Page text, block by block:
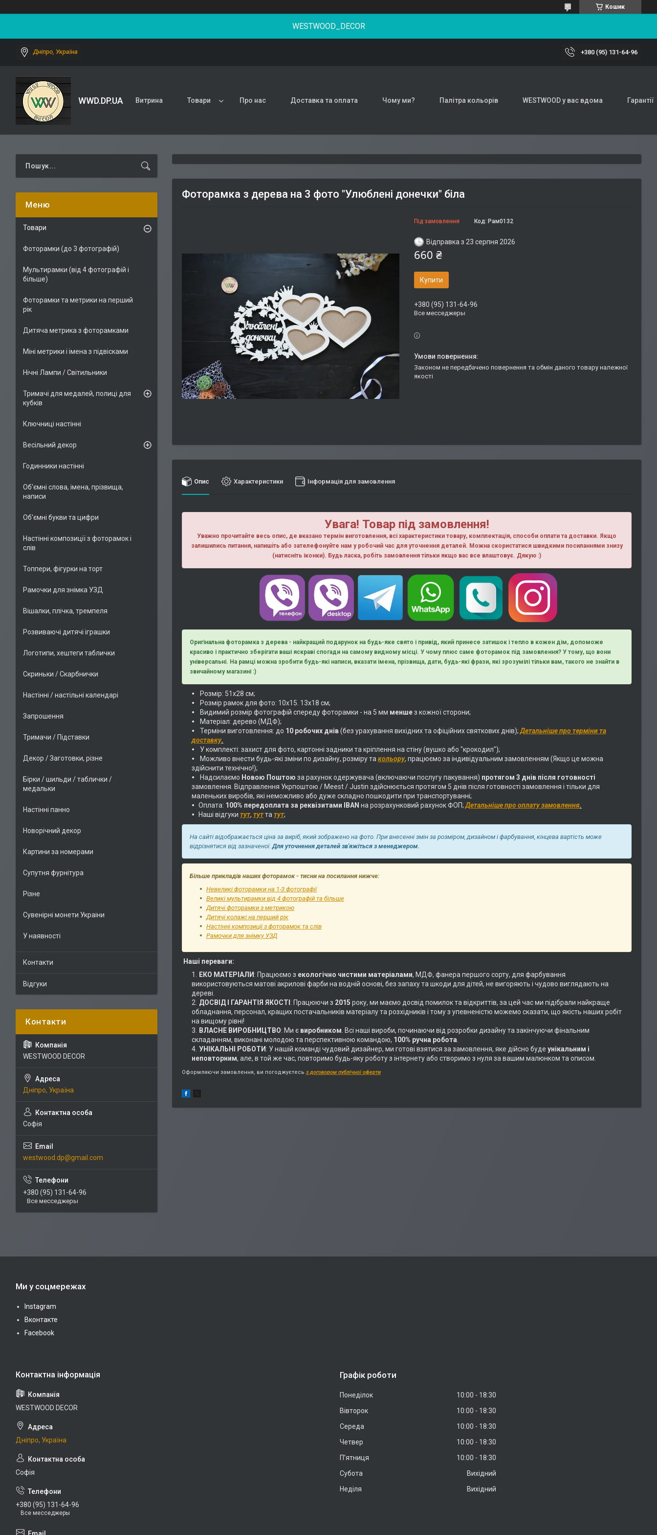
Кошик
WESTWOOD_DECOR
Дніпро, Україна +380 (95) 131-64-96
WWD.DP.UA Витрина Товари Про нас Доставка та оплата Чому ми? Палітра кольорів WESTWOOD у вас вдома Гарантії
Фоторамка з дерева на 3 фото "Улюблені донечки" біла
Під замовлення Код: Рам0132
Відправка з 23 серпня 2026
660 ₴
Купити
+380 (95) 131-64-96
Все месседжеры
Законом не передбачено повернення та обмін даного товару належної
якості
Опис Характеристики Інформація для замовлення
Увага! Товар під замовлення!
Уважно прочитайте весь опис, де вказано термін виготовлення, всі характеристики товару, комплектація, способи оплати та доставки. Якщо
залишились питання, напишiть або зателефонуйте нам у робочий час для уточнення деталей. Можна скористатися швидкими посиланнями знизу
(натисніть іконки). Будь ласка, робiть замовлення тiльки якщо вас все влаштовує. Дякую :)
Оригінальна фоторамка з дерева - найкращий подарунок на будь-яке свято і привід, який принесе затишок і тепло в кожен дім, допоможе
красиво і практично зберігати ваші яскраві спогади на самому видному місці. У чому плюс саме фоторамок під замовлення? У тому, що вони
універсальні. На рамці можна зробити будь-які написи, вказати імена, прізвища, дати, будь-які фрази, які зрозумілі тільки вам, такого не знайти в
звичайному магазині :)
Розмір: 51х28 см;
Розмір рамок для фото: 10х15. 13х18 см;
Видимий розмір фотографій спереду фоторамки - на 5 мм меншез кожної сторони;
Матеріал: дерево (МДФ);
Терміни виготовлення: до 10 робочих днів(без урахування вихідних та офіційних святкових днів);Детальніше про терміни та
доставку.
У комплекті: захист для фото, картонні задники та кріплення на стіну (вушко або "крокодил");
Можливо внести будь-які зміни по дизайну, розміру та кольору, працюємо за індивідуальним замовленням (Якщо це можна
здійснити технічно!);
Надсилаємо Новою Поштою за рахунок одержувача (включаючи послугу пакування) протягом 3 днів після готовності
замовлення. Відправлення Укрпоштою / Meest / Justin здійснюється протягом 5 днів після готовності замовлення і тільки для
маленьких виробів, які неможливо або дуже складно пошкодити при транспортуванні;
Оплата: 100% передоплата за реквізитами IBAN на розрахунковий рахунок ФОП;Детальніше про оплату замовлення.
Наші відгуки тут, тутта тут;
На сайті відображається ціна за виріб, який зображено на фото. При внесенні змін за розміром, дизайном і фарбування, кінцева вартість може
відрізнятися від зазначеної.Для уточнення деталей зв'яжіться з менеджером.
Більше прикладів наших фоторамок - тисни на посилання нижче:
Невеликі фоторамки на 1-3 фотографії
Великі мультирамки від 4 фотографій та більше
Дитячі фоторамки з метрикою
Дитячі колажі на перший рік
Настінні композиції з фоторамок та слів
Рамочки для знімку УЗД
Наші переваги:
ЕКО МАТЕРІАЛИ : Працюємо з екологічно чистими матеріалами, МДФ, фанера першого сорту, для фарбування
використовуються матові акрилові фарби на водній основі, без запаху та шкоди для дітей, не вигоряють і чудово виглядають на
дереві.
ДОСВІД І ГАРАНТІЯ ЯКОСТІ : Працюючи з 2015 року, ми маємо досвід помилок та відкриттів, за цей час ми підібрали найкраще
обладнання, персонал, кращих постачальників матеріалу та розхідників і тому з упевненістю можемо сказати, що якість наших робіт
на вищому рівні!
ВЛАСНЕ ВИРОБНИЦТВО: Ми є виробником . Всі наші вироби, починаючи від розробки дизайну та закінчуючи фінальним
складанням, виконані молодою та перспективною командою, 100% ручна робота
УНІКАЛЬНІ РОБОТИ : У нашій команді чудовий дизайнер, ми готові взятися за замовлення, яке дійсно буде унікальним і
неповторним, але, в той же час, повторимо будь-яку роботу з інтернету або створимо з нуля за вашим малюнком та описом.
Оформляючи замовлення, ви погоджуєтесь з договором публічної оферти
Товари
Фоторамки (до 3 фотографій)
Мультирамки (від 4 фотографій і
більше)
Фоторамки та метрики на перший
рік
Дитяча метрика з фоторамками
Міні метрики і імена з підвісками
Нічні Лампи / Світильники
Тримачі для медалей, полиці для
кубків
Ключниці настінні
Весільний декор
Годинники настінні
Об'ємні слова, імена, прізвища,
написи
Об'ємні букви та цифри
Настінні композиції з фоторамок і
слів
Топпери, фігурки на торт
Рамочки для знімка УЗД
Вішалки, плічка, тремпеля
Розвиваючі дитячі іграшки
Логотипи, хештеги таблички
Скриньки / Скарбнички
Настінні / настільні календарі
Запрошення
Тримачи / Підставки
Декор / Заготовки, різне
Бірки / шильди / таблички /
медальки
Настінні панно
Новорічний декор
Картини за номерами
Супутня фурнітура
Різне
Сувенірні монети Украіни
У наявності
Контакти
Відгуки
WESTWOOD DECOR
Дніпро, Україна
Софія
westwood.dp@gmail.com
+380 (95) 131-64-96
Все месседжеры
Ми у соцмережах
Instagram
Вконтакте
Facebook
WESTWOOD DECOR
Дніпро, Україна
Софія
+380 (95) 131-64-96
Все месседжеры
Графік роботи
Понеділок 10:00
18:30
Вівторок
10:00
18:30
Середа
10:00
18:30
Четвер
10:00
18:30
Пʼятниця
10:00
18:30
Субота
Вихідний
Неділя
Вихідний